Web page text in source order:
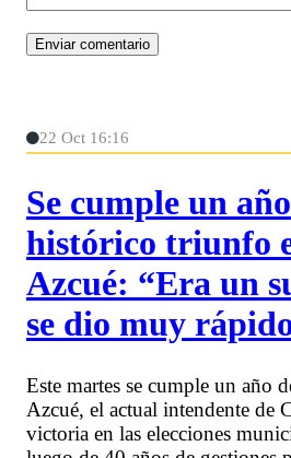
22 Oct 16:16
Se cumple un
histórico triunfo
Azcué: “Era un
se dio muy
Este martes se cumple un año
Azcué, el actual intendente de
victoria en las elecciones